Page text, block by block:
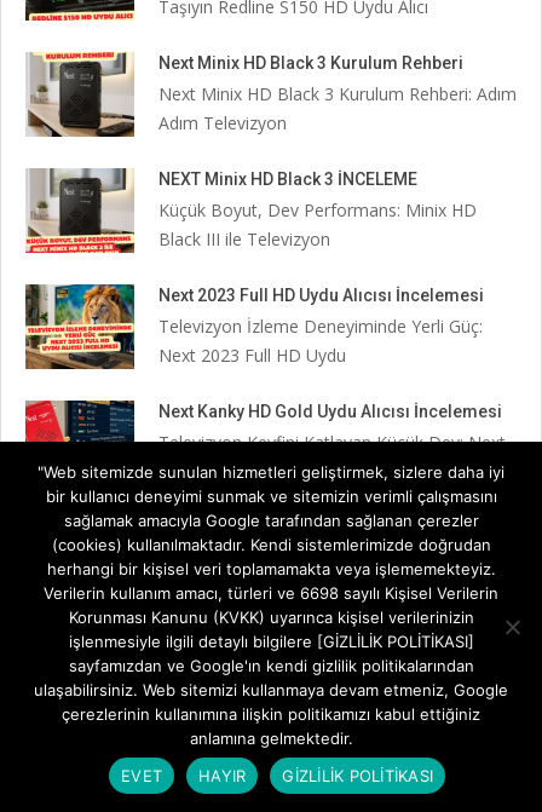
Taşıyın Redline S150 HD Uydu Alıcı
Next Minix HD Black 3 Kurulum Rehberi
Next Minix HD Black 3 Kurulum Rehberi: Adım
Adım Televizyon
NEXT Minix HD Black 3 İNCELEME
Küçük Boyut, Dev Performans: Minix HD
Black III ile Televizyon
Next 2023 Full HD Uydu Alıcısı İncelemesi
Televizyon İzleme Deneyiminde Yerli Güç:
Next 2023 Full HD Uydu
Next Kanky HD Gold Uydu Alıcısı İncelemesi
Televizyon Keyfini Katlayan Küçük Dev: Next
Kanky HD Gold Uydu
"Web sitemizde sunulan hizmetleri geliştirmek, sizlere daha iyi
bir kullanıcı deneyimi sunmak ve sitemizin verimli çalışmasını
sağlamak amacıyla Google tarafından sağlanan çerezler
(cookies) kullanılmaktadır. Kendi sistemlerimizde doğrudan
herhangi bir kişisel veri toplamamakta veya işlememekteyiz.
Verilerin kullanım amacı, türleri ve 6698 sayılı Kişisel Verilerin
Korunması Kanunu (KVKK) uyarınca kişisel verilerinizin
işlenmesiyle ilgili detaylı bilgilere [GİZLİLİK POLİTİKASI]
sayfamızdan ve Google'ın kendi gizlilik politikalarından
ulaşabilirsiniz. Web sitemizi kullanmaya devam etmeniz, Google
çerezlerinin kullanımına ilişkin politikamızı kabul ettiğiniz
anlamına gelmektedir.
EVET
HAYIR GİZLİLİK POLİTİKASI